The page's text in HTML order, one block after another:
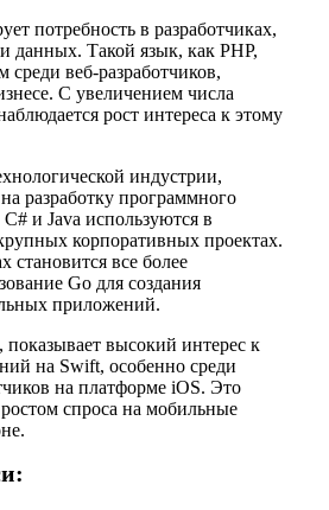
потребность в разработчиках,
данных. Такой язык, как PHP,
среди веб-разработчиков,
С увеличением числа
рост интереса к этому
индустрии,
разработку программного
и Java используются в
корпоративных проектах.
становится все более
Go для создания
приложений.
показывает высокий интерес к
на Swift, особенно среди
на платформе iOS. Это
спроса на мобильные